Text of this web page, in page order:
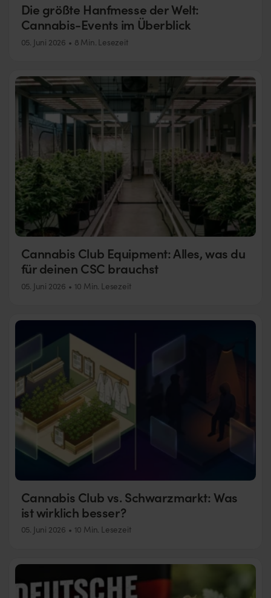
Die größte Hanfmesse der Welt:
Cannabis-Events im Überblick
05. Juni 2026 8 Min. Lesezeit
Cannabis Club Equipment: Alles, was du
für deinen CSC brauchst
05. Juni 2026 10 Min. Lesezeit
Cannabis Club vs. Schwarzmarkt: Was
ist wirklich besser?
05. Juni 2026 10 Min. Lesezeit